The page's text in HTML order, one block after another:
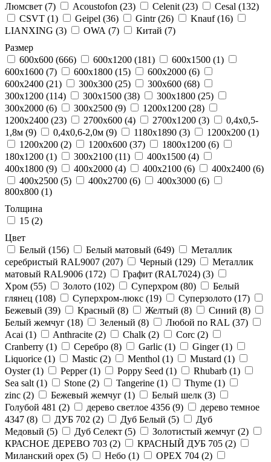
Люмсвет (7) Acoustofon (23) Celenit (23) Cesal (132)
CSVT (1) Geipel (36) Gintr (26) Knauf (16)
LIANXING (3) OWA (7) Китай (7)
Размер
600x600 (666) 600x1200 (181) 600x1500 (1)
600x1600 (7) 600x1800 (15) 600x2000 (6)
600x2400 (21) 300x300 (25) 300x600 (68)
300x1200 (114) 300x1500 (38) 300x1800 (25)
300x2000 (6) 300x2500 (9) 1200x1200 (28)
1200x2400 (23) 2700x600 (4) 2700x1200 (3)
0,4х0,5-
1,8м (9) 0,4х0,6-2,0м (9) 1180x1890 (3) 1200x200 (1)
1200x200 (2) 1200x600 (37) 1800x1200 (6)
180x1200 (1) 300x2100 (11) 400x1500 (4)
400x1800 (9) 400x2000 (4) 400x2100 (6) 400x2400 (6)
400x2500 (5) 400x2700 (6) 400x3000 (6)
800x800 (1)
Толщина
15 (2)
Цвет
Белый (156) Белый матовый (649)
Металлик
серебристый RAL9007 (207) Черный (129)
Металлик
матовый RAL9006 (172) Графит (RAL7024) (3)
Хром (55) Золото (102) Суперхром (80)
Белый
глянец (108) Суперхром-люкс (19) Суперзолото (17)
Бежевый (39) Красный (8) Желтый (8) Синий (8)
Белый жемчуг (18) Зеленый (8) Любой по RAL (37)
Acai (1) Anthracite (2) Chalk (2) Corc (2)
Cranberry (1) Cеребро (8) Garlic (1) Ginger (1)
Liquorice (1) Mastic (2) Menthol (1) Mustard (1)
Oyster (1) Pepper (1) Poppy Seed (1) Rhubarb (1)
Sea salt (1) Stone (2) Tangerine (1) Thyme (1)
zinc (2) Бежевый жемчуг (1) Белый шелк (3)
Голубой 481 (2) дерево светлое 4356 (9)
дерево темное
4347 (8) ДУБ 702 (2) Дуб Белый (5)
Дуб
Медовый (5) Дуб Селект (5) Золотистый жемчуг (2)
КРАСНОЕ ДЕРЕВО 703 (2) КРАСНЫЙ ДУБ 705 (2)
Миланский орех (5) Небо (1) ОРЕХ 704 (2)